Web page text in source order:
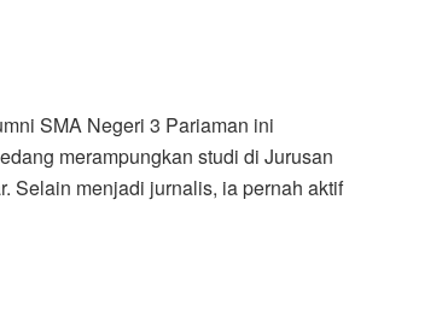
SMA Negeri 3 Pariaman ini
merampungkan studi di Jurusan
Selain menjadi jurnalis, ia pernah aktif